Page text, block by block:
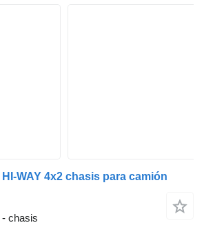
HI-WAY 4x2 chasis para camión
chasis